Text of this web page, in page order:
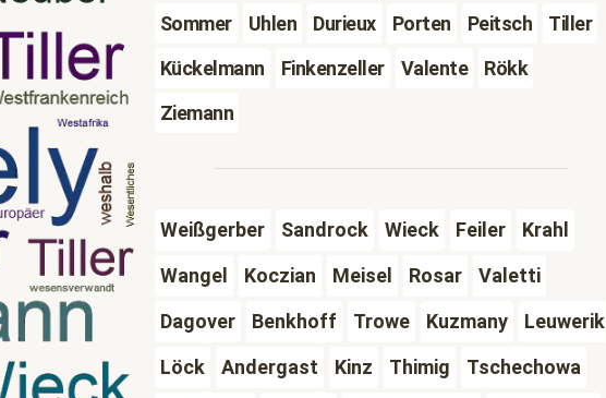
Sommer
Uhlen Durieux Porten Peitsch
Tiller
Kückelmann
Finkenzeller Valente
Rökk
Ziemann
Weißgerber Sandrock Wieck Feiler
Krahl
Wangel
Koczian Meisel Rosar
Valetti
Dagover
Benkhoff Trowe Kuzmany
Leuwerik
Löck
Andergast Kinz Thimig
Tschechowa